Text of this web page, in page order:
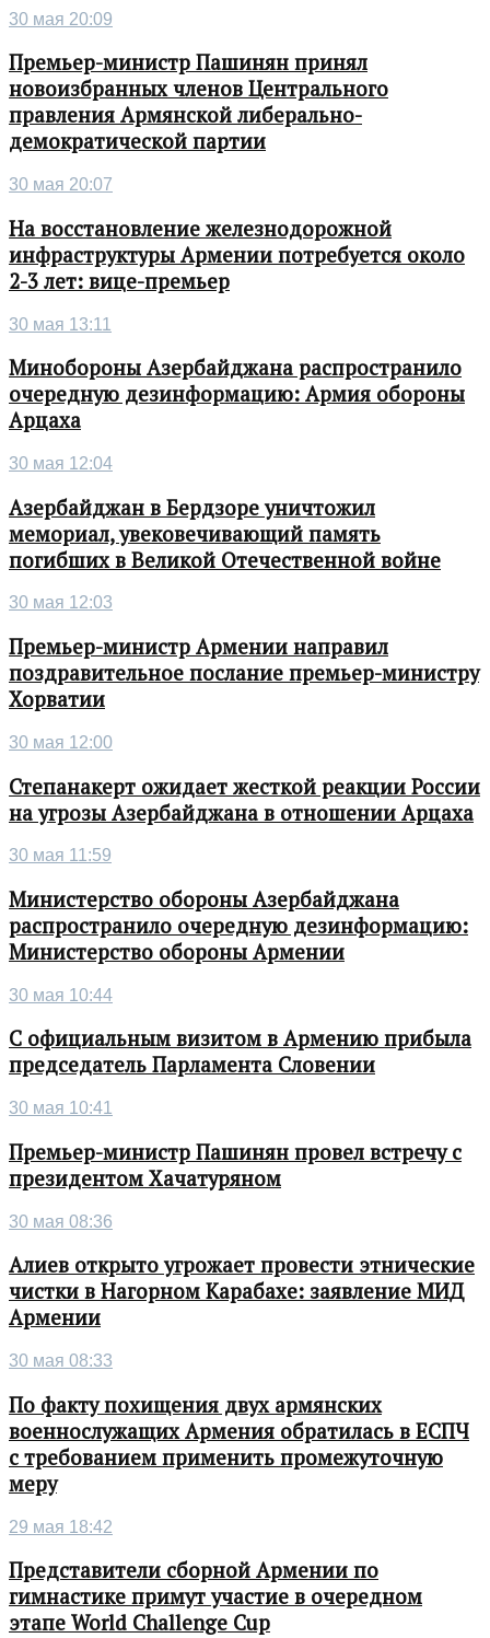
30 мая 20:09
Премьер-министр Пашинян принял
новоизбранных членов Центрального
правления Армянской либерально-
демократической партии
30 мая 20:07
На восстановление железнодорожной
инфраструктуры Армении потребуется около
2-3 лет: вице-премьер
30 мая 13:11
Минобороны Азербайджана распространило
очередную дезинформацию: Армия обороны
Арцаха
30 мая 12:04
Азербайджан в Бердзоре уничтожил
мемориал, увековечивающий память
погибших в Великой Отечественной войне
30 мая 12:03
Премьер-министр Армении направил
поздравительное послание премьер-министру
Хорватии
30 мая 12:00
Степанакерт ожидает жесткой реакции России
на угрозы Азербайджана в отношении Арцаха
30 мая 11:59
Министерство обороны Азербайджана
распространило очередную дезинформацию:
Министерство обороны Армении
30 мая 10:44
С официальным визитом в Армению прибыла
председатель Парламента Словении
30 мая 10:41
Премьер-министр Пашинян провел встречу с
президентом Хачатуряном
30 мая 08:36
Алиев открыто угрожает провести этнические
чистки в Нагорном Карабахе: заявление МИД
Армении
30 мая 08:33
По факту похищения двух армянских
военнослужащих Армения обратилась в ЕСПЧ
с требованием применить промежуточную
меру
29 мая 18:42
Представители сборной Армении по
гимнастике примут участие в очередном
этапе World Challenge Cup